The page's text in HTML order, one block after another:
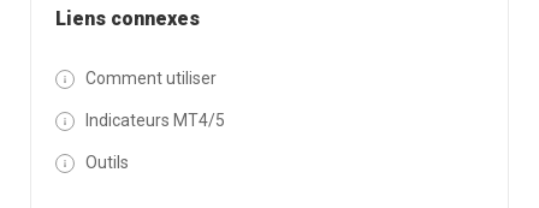
Liens connexes
Comment utiliser
Indicateurs MT4/5
Outils